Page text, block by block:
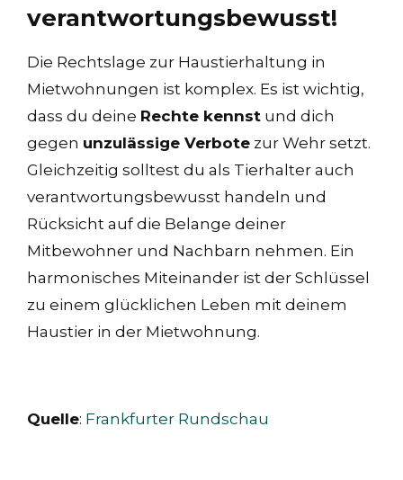
verantwortungsbewusst!
Die Rechtslage zur Haustierhaltung in
Mietwohnungen ist komplex. Es ist wichtig,
dass du deine Rechte kennst und dich
gegen unzulässige Verbote zur Wehr setzt.
Gleichzeitig solltest du als Tierhalter auch
verantwortungsbewusst handeln und
Rücksicht auf die Belange deiner
Mitbewohner und Nachbarn nehmen. Ein
harmonisches Miteinander ist der Schlüssel
zu einem glücklichen Leben mit deinem
Haustier in der Mietwohnung.
Quelle: Frankfurter Rundschau